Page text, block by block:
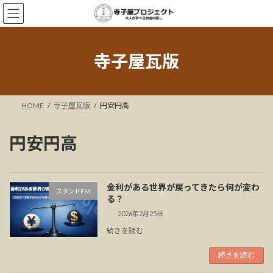
コ
ン
テ
ナ
ビ
ゲ
寺子屋瓦版
HOME 寺子屋瓦版 円安円高
円安円高
スタンドFM
金利がある世界が戻ってきたら何が変わ
る？
2026年2月25日
続きを読む
続きを読む